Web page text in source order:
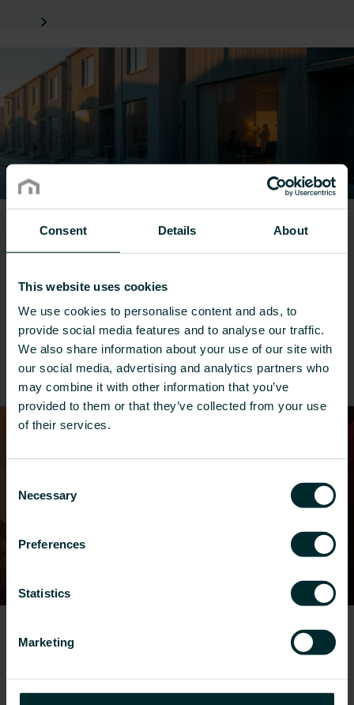
Consent Details About
This website uses cookies
We use cookies to personalise content and ads, to
provide social media features and to analyse our traffic.
We also share information about your use of our site with
our social media, advertising and analytics partners who
may combine it with other information that you’ve
provided to them or that they’ve collected from your use
of their services.
Selection
Necessary
Preferences
Statistics
Marketing
Modernizacje
Nasze rozwiązania w zakresie modernizacji
znajdują zastosowanie w biurach,
projektach mieszkaniowych, szpitalach i
placówkach opieki zdrowotnej, hotelach,
szkołach, uczelniach wyższych i domach
prywatnych.
Nasze 10 zobowiązań
jako punkty odniesienia na drodze do